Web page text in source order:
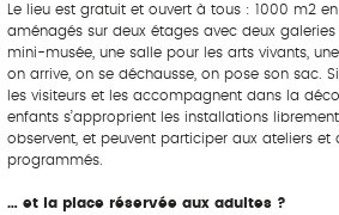
Le lieu est gratuit et ouvert à tous : 1000 m2
aménagés sur deux étages avec deux galeries
mini-musée, une salle pour les arts vivants,
on arrive, on se déchausse, on pose son sac.
les visiteurs et les accompagnent dans la
enfants s’approprient les installations
observent, et peuvent participer aux ateliers et
programmés.
… et la place réservée aux adultes ?